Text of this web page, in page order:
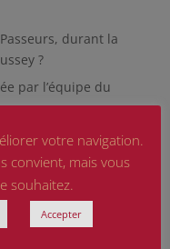
durant la
?
par l’équipe du
de la Seconde
votre navigation.
convient, mais vous
souhaitez.
Accepter